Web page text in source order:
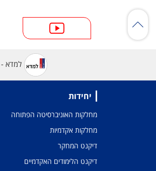
למדא -
יחידות
מחלקות האוניברסיטה הפתוחה
מחלקות אקדמיות
דיקנט המחקר
דיקנט הלימודים האקדמיים